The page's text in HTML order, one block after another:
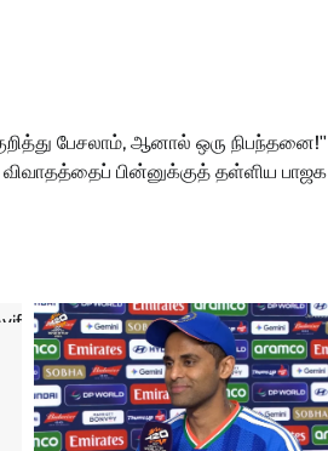
பேசலாம், ஆனால் ஒரு நிபந்தனை!''
விவாதத்தைப் பின்னுக்குத் தள்ளிய பாஜக